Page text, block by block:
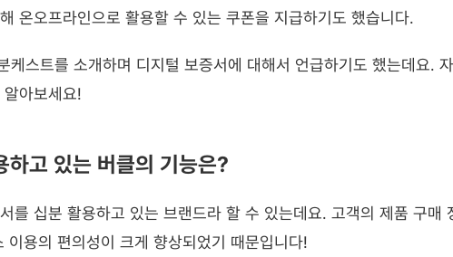
온오프라인으로 활용할 수 있는 쿠폰을 지급하기도 했습니다.
스트를 소개하며 디지털 보증서에 대해서 언급하기도 했는데요.
아보세요!
하고 있는 버클의 기능은?
를 십분 활용하고 있는 브랜드라 할 수 있는데요. 고객의 제품 구매
이용의 편의성이 크게 향상되었기 때문입니다!